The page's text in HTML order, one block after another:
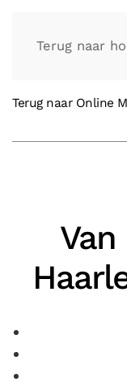
Terug naar
Terug naar Online